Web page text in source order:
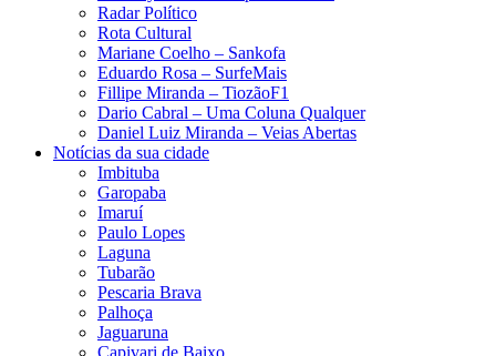
Radar Político
Rota Cultural
Mariane Coelho – Sankofa
Eduardo Rosa​ – SurfeMais
Fillipe Miranda – TiozãoF1
Dario Cabral – Uma Coluna Qualquer
Daniel Luiz Miranda – Veias Abertas
Notícias da sua cidade
Imbituba
Garopaba
Imaruí
Paulo Lopes
Laguna
Tubarão
Pescaria Brava
Palhoça
Jaguaruna
Capivari de Baixo